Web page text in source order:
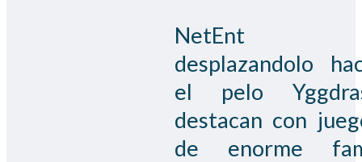
NetEnt
desplazandolo
el pelo
destacan con
de enorme